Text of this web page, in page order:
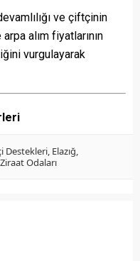
ve çiftçinin
alım fiyatlarının
vurgulayarak
Destekleri, Elazığ,
Ziraat Odaları